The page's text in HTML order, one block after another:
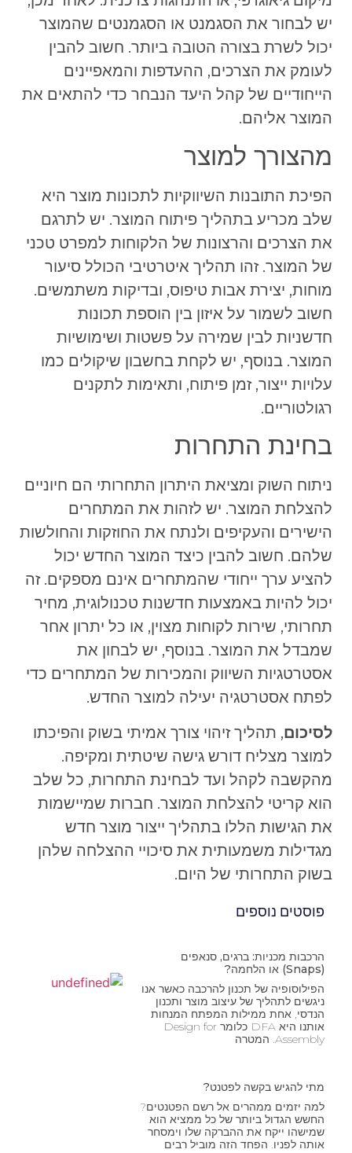
יש לבחור את הסגמנט או הסגמנטים שהמוצר
יכול לשרת בצורה הטובה ביותר. חשוב להבין
לעומק את הצרכים, ההעדפות והמאפיינים
הייחודיים של קהל היעד הנבחר כדי להתאים את
המוצר אליהם.
מהצורך למוצר
הפיכת התובנות השיווקיות לתכונות מוצר היא
שלב מכריע בתהליך פיתוח המוצר. יש לתרגם
את הצרכים והרצונות של הלקוחות למפרט טכני
של המוצר. זהו תהליך איטרטיבי הכולל סיעור
מוחות, יצירת אבות טיפוס, ובדיקות משתמשים.
חשוב לשמור על איזון בין הוספת תכונות
חדשניות לבין שמירה על פשטות ושימושיות
המוצר. בנוסף, יש לקחת בחשבון שיקולים כמו
עלויות ייצור, זמן פיתוח, ותאימות לתקנים
רגולטוריים.
בחינת התחרות
ניתוח השוק ומציאת היתרון התחרותי הם חיוניים
להצלחת המוצר. יש לזהות את המתחרים
הישירים והעקיפים ולנתח את החוזקות והחולשות
שלהם. חשוב להבין כיצד המוצר החדש יכול
להציע ערך ייחודי שהמתחרים אינם מספקים. זה
יכול להיות באמצעות חדשנות טכנולוגית, מחיר
תחרותי, שירות לקוחות מצוין, או כל יתרון אחר
שמבדל את המוצר. בנוסף, יש לבחון את
אסטרטגיות השיווק והמכירות של המתחרים כדי
לפתח אסטרטגיה יעילה למוצר החדש.
לסיכום, תהליך זיהוי צורך אמיתי בשוק והפיכתו
למוצר מצליח דורש גישה שיטתית ומקיפה.
מהקשבה לקהל ועד לבחינת התחרות, כל שלב
הוא קריטי להצלחת המוצר. חברות שמיישמות
את הגישות הללו בתהליך ייצור מוצר חדש
מגדילות משמעותית את סיכויי ההצלחה שלהן
בשוק התחרותי של היום.
פוסטים נוספים
הרכבות מכניות: ברגים, סנאפים
(Snaps) או הלחמה?
הפילוסופיה של תכנון להרכבה כאשר אנו
ניגשים לתהליך של עיצוב מוצר ותכנון
הנדסי, אחת ממילות המפתח המנחות
אותנו היא DFA כלומר Design for
Assembly. המטרה
מתי להגיש בקשה לפטנט?
למה יזמים ממהרים אל רשם הפטנטים?
החשש הגדול ביותר של כל ממציא הוא
שמישהו ייקח את ההברקה שלו וימסחר
אותה לפניו. הפחד הזה מוביל רבים